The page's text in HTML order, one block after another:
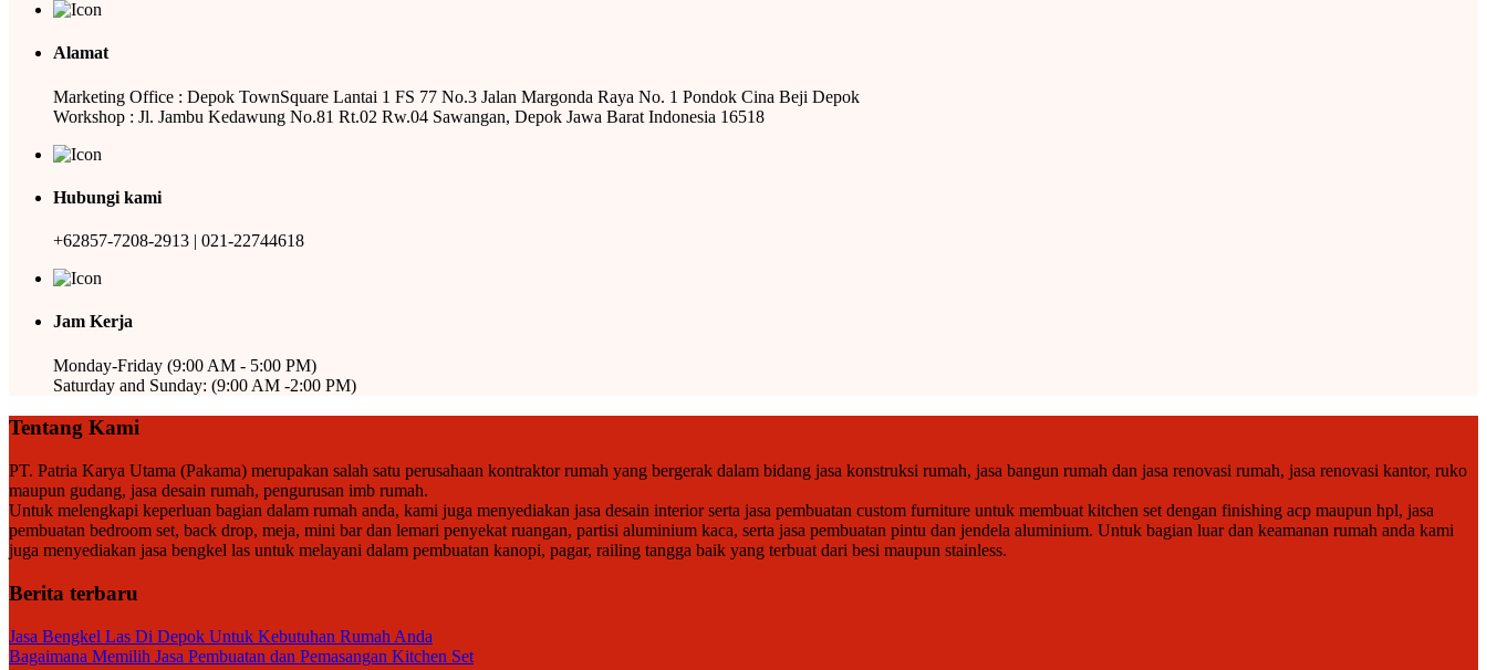
Alamat
Marketing Office : Depok TownSquare Lantai 1 FS 77 No.3 Jalan Margonda Raya No. 1 Pondok Cina Beji Depok
Workshop : Jl. Jambu Kedawung No.81 Rt.02 Rw.04 Sawangan, Depok Jawa Barat Indonesia 16518
Hubungi kami
+62857-7208-2913 | 021-22744618
Jam Kerja
Monday-Friday (9:00 AM - 5:00 PM)
Saturday and Sunday: (9:00 AM -2:00 PM)
Tentang Kami
PT. Patria Karya Utama (Pakama) merupakan salah satu perusahaan kontraktor rumah yang bergerak dalam bidang jasa konstruksi rumah, jasa bangun rumah dan jasa renovasi rumah, jasa renovasi kantor, ruko
maupun gudang, jasa desain rumah, pengurusan imb rumah.
Untuk melengkapi keperluan bagian dalam rumah anda, kami juga menyediakan jasa desain interior serta jasa pembuatan custom furniture untuk membuat kitchen set dengan finishing acp maupun hpl, jasa
pembuatan bedroom set, back drop, meja, mini bar dan lemari penyekat ruangan, partisi aluminium kaca, serta jasa pembuatan pintu dan jendela aluminium. Untuk bagian luar dan keamanan rumah anda kami
juga menyediakan jasa bengkel las untuk melayani dalam pembuatan kanopi, pagar, railing tangga baik yang terbuat dari besi maupun stainless.
Berita terbaru
Jasa Bengkel Las Di Depok Untuk Kebutuhan Rumah Anda
Bagaimana Memilih Jasa Pembuatan dan Pemasangan Kitchen Set